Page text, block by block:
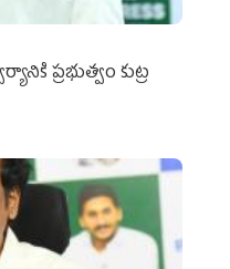
ప్రభుత్వం కుట్ర